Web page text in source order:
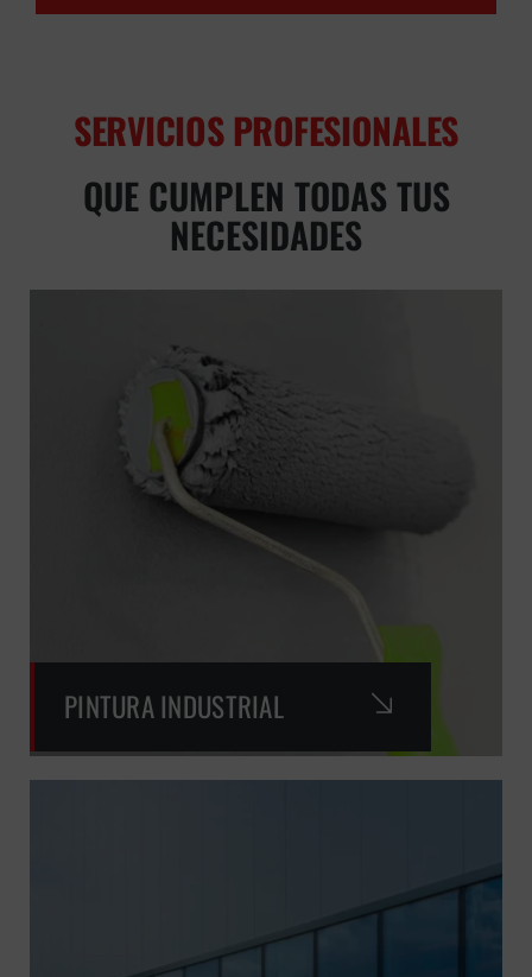
SERVICIOS PROFESIONALES
QUE CUMPLEN TODAS TUS
NECESIDADES
PINTURA INDUSTRIAL